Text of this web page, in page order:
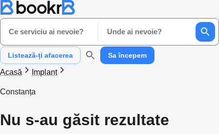
Ce serviciu ai nevoie? Unde ai nevoie?
Listează-ți afacerea Sa începem
Acasă Implant
Constanța
Nu s-au găsit rezultate